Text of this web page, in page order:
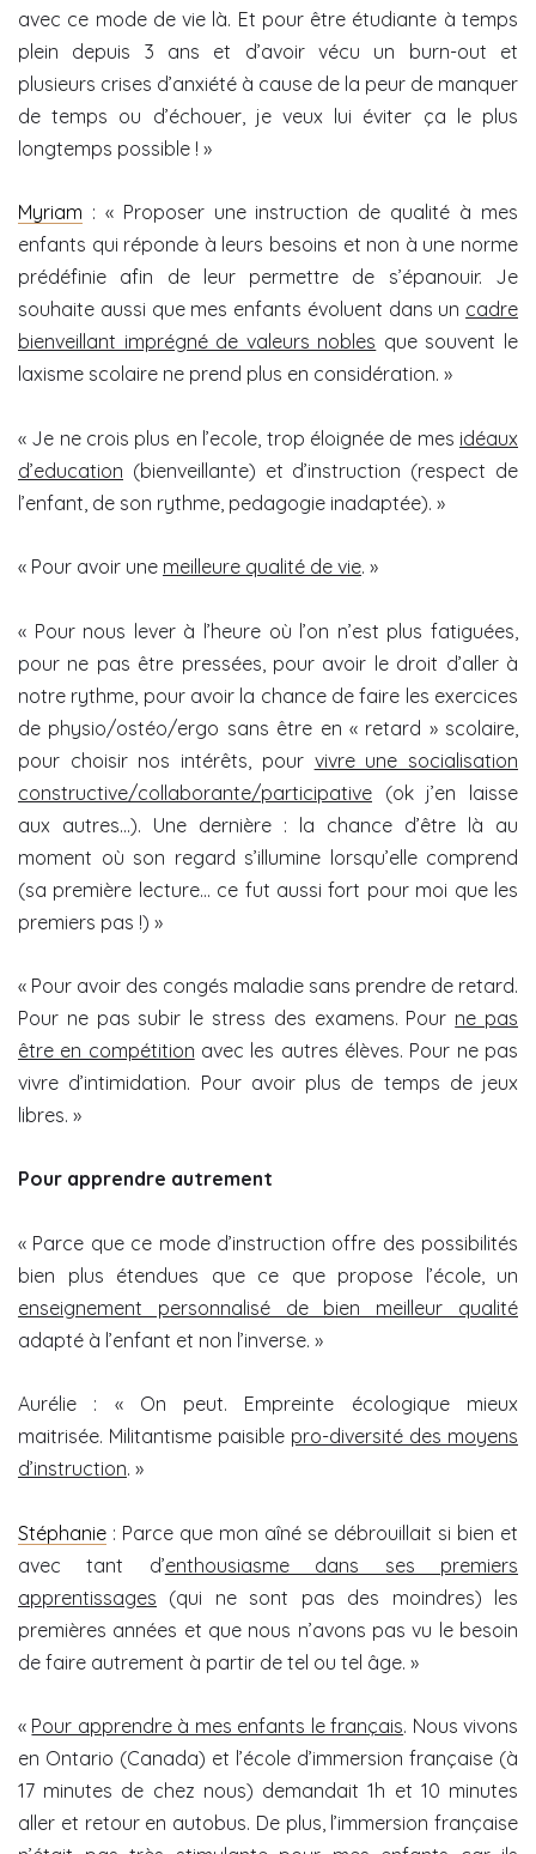
avec ce mode de vie là. Et pour être étudiante à temps
plein depuis 3 ans et d’avoir vécu un burn-out et
plusieurs crises d’anxiété à cause de la peur de manquer
de temps ou d’échouer, je veux lui éviter ça le plus
longtemps possible ! »
Myriam : « Proposer une instruction de qualité à mes
enfants qui réponde à leurs besoins et non à une norme
prédéfinie afin de leur permettre de s’épanouir. Je
souhaite aussi que mes enfants évoluent dans un cadre
bienveillant imprégné de valeurs nobles que souvent le
laxisme scolaire ne prend plus en considération. »
« Je ne crois plus en l’ecole, trop éloignée de mes idéaux
d’education (bienveillante) et d’instruction (respect de
l’enfant, de son rythme, pedagogie inadaptée). »
« Pour avoir une meilleure qualité de vie. »
« Pour nous lever à l’heure où l’on n’est plus fatiguées,
pour ne pas être pressées, pour avoir le droit d’aller à
notre rythme, pour avoir la chance de faire les exercices
de physio/ostéo/ergo sans être en « retard » scolaire,
pour choisir nos intérêts, pour vivre une socialisation
constructive/collaborante/participative (ok j’en laisse
aux autres…). Une dernière : la chance d’être là au
moment où son regard s’illumine lorsqu’elle comprend
(sa première lecture… ce fut aussi fort pour moi que les
premiers pas !) »
« Pour avoir des congés maladie sans prendre de retard.
Pour ne pas subir le stress des examens. Pour ne pas
être en compétition avec les autres élèves. Pour ne pas
vivre d’intimidation. Pour avoir plus de temps de jeux
libres. »
Pour apprendre autrement
« Parce que ce mode d’instruction offre des possibilités
bien plus étendues que ce que propose l’école, un
enseignement personnalisé de bien meilleur qualité
adapté à l’enfant et non l’inverse. »
Aurélie : « On peut. Empreinte écologique mieux
maitrisée. Militantisme paisible pro-diversité des moyens
d’instruction. »
Stéphanie : Parce que mon aîné se débrouillait si bien et
avec tant d’enthousiasme dans ses premiers
apprentissages (qui ne sont pas des moindres) les
premières années et que nous n’avons pas vu le besoin
de faire autrement à partir de tel ou tel âge. »
« Pour apprendre à mes enfants le français. Nous vivons
en Ontario (Canada) et l’école d’immersion française (à
17 minutes de chez nous) demandait 1h et 10 minutes
aller et retour en autobus. De plus, l’immersion française